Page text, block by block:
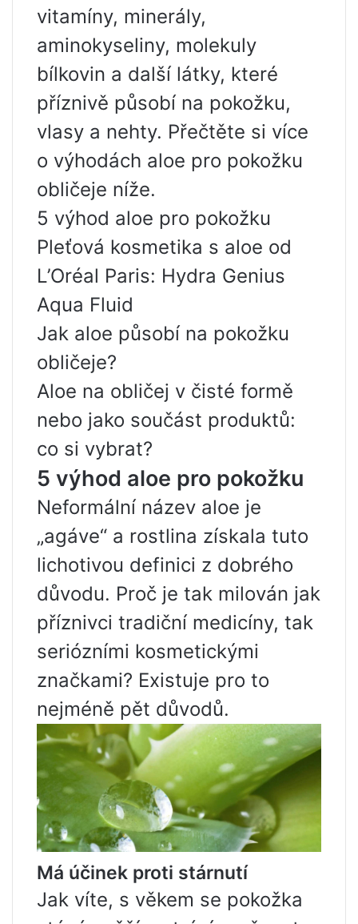
vitamíny, minerály,
aminokyseliny, molekuly
bílkovin a další látky, které
příznivě působí na pokožku,
vlasy a nehty. Přečtěte si více
o výhodách aloe pro pokožku
obličeje níže.
5 výhod aloe pro pokožku
Pleťová kosmetika s aloe od
L’Oréal Paris: Hydra Genius
Aqua Fluid
Jak aloe působí na pokožku
obličeje?
Aloe na obličej v čisté formě
nebo jako součást produktů:
co si vybrat?
5 výhod aloe pro pokožku
Neformální název aloe je
„agáve“ a rostlina získala tuto
lichotivou definici z dobrého
důvodu. Proč je tak milován jak
příznivci tradiční medicíny, tak
seriózními kosmetickými
značkami? Existuje pro to
nejméně pět důvodů.
Má účinek proti stárnutí
Jak víte, s věkem se pokožka